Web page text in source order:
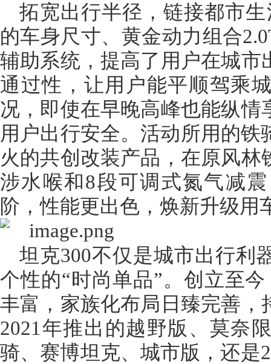
拓宽出行半径，链接都市
的车身尺寸、黄金动力组合
辅助系统，提高了用户在城市
通过性，让用户能平顺驾乘
况，即使在早晚高峰也能纵
用户出行安全。活动所用的铁
火的共创改装产品，在原风
涉水喉和8段可调式氮气减
阶，性能更出色，焕新升级用
坦克300不仅是城市出行利
个性的“时尚单品”。创立至
丰富，家族化布局日臻完善，
2021年推出的越野版、莫奈
骑、赛博坦克、城市版，还是